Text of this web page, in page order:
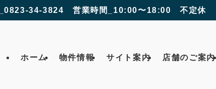
34-3824 営業時間_10:00〜18:00 不定休
ホーム 物件情報 サイト案内 店舗のご案内